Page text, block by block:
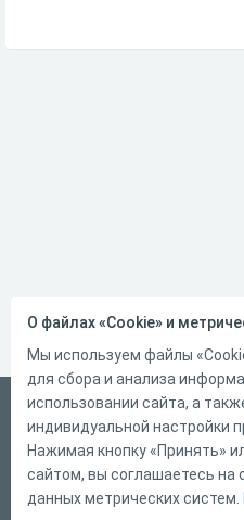
Русский
Справка
Форма обратной связи
О файлах «Cookie» и
Мы используем файлы
для сбора и анализа
использовании сайта, а
индивидуальной настройки
Нажимая кнопку «Принять»
сайтом, вы соглашаетесь на
данных метрических систем.